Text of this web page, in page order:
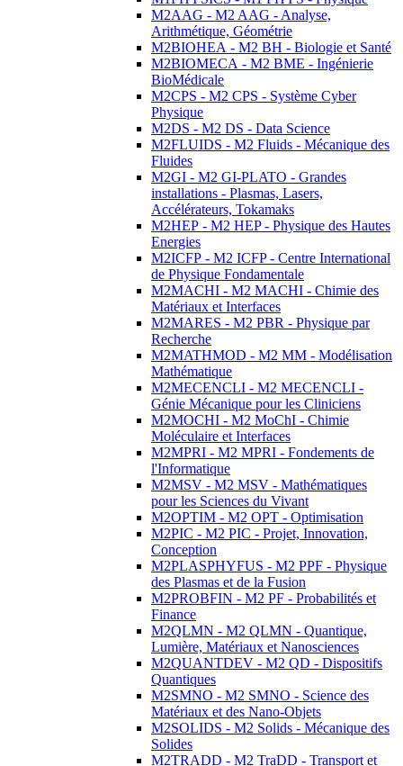
M2AAG - M2 AAG - Analyse,
Arithmétique, Géométrie
M2BIOHEA - M2 BH - Biologie et Santé
M2BIOMECA - M2 BME - Ingénierie
BioMédicale
M2CPS - M2 CPS - Système Cyber
Physique
M2DS - M2 DS - Data Science
M2FLUIDS - M2 Fluids - Mécanique des
Fluides
M2GI - M2 GI-PLATO - Grandes
installations - Plasmas, Lasers,
Accélérateurs, Tokamaks
M2HEP - M2 HEP - Physique des Hautes
Energies
M2ICFP - M2 ICFP - Centre International
de Physique Fondamentale
M2MACHI - M2 MACHI - Chimie des
Matériaux et Interfaces
M2MARES - M2 PBR - Physique par
Recherche
M2MATHMOD - M2 MM - Modélisation
Mathématique
M2MECENCLI - M2 MECENCLI -
Génie Mécanique pour les Cliniciens
M2MOCHI - M2 MoChI - Chimie
Moléculaire et Interfaces
M2MPRI - M2 MPRI - Fondements de
l'Informatique
M2MSV - M2 MSV - Mathématiques
pour les Sciences du Vivant
M2OPTIM - M2 OPT - Optimisation
M2PIC - M2 PIC - Projet, Innovation,
Conception
M2PLASPHYFUS - M2 PPF - Physique
des Plasmas et de la Fusion
M2PROBFIN - M2 PF - Probabilités et
Finance
M2QLMN - M2 QLMN - Quantique,
Lumière, Matériaux et Nanosciences
M2QUANTDEV - M2 QD - Dispositifs
Quantiques
M2SMNO - M2 SMNO - Science des
Matériaux et des Nano-Objets
M2SOLIDS - M2 Solids - Mécanique des
Solides
M2TRADD - M2 TraDD - Transport et